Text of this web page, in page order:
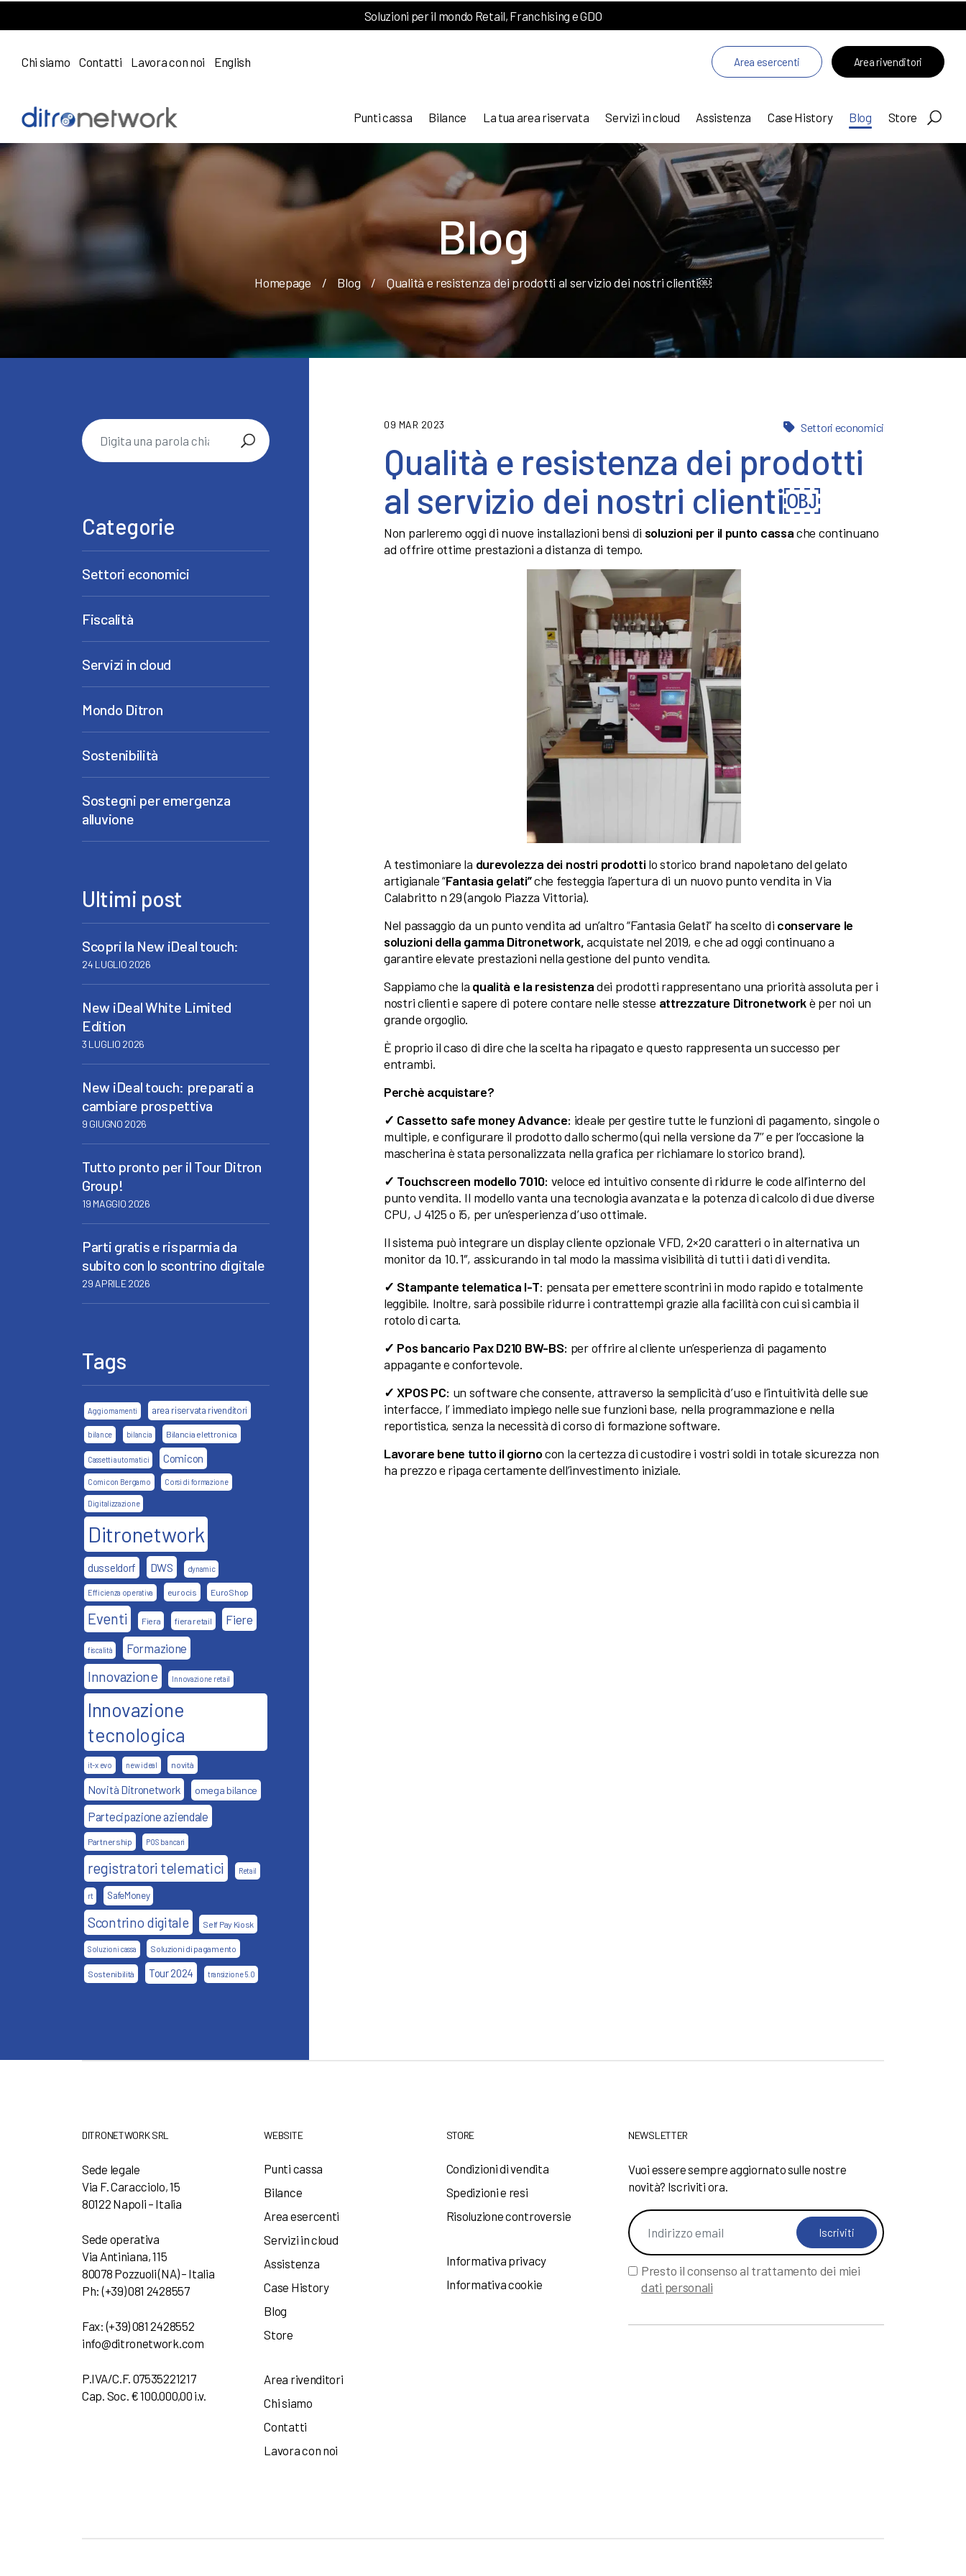
Soluzioni per il mondo Retail, Franchising e GDO
Chi siamo Contatti Lavora con noi English Area esercenti Area rivenditori
Punti cassa Bilance La tua area riservata Servizi in cloud Assistenza Case History Blog Store
Blog
Homepage / Blog / Qualità e resistenza dei prodotti al servizio dei nostri clienti￼
09 MAR 2023 Settori economici
Qualità e resistenza dei prodotti
al servizio dei nostri clienti￼
Non parleremo oggi di nuove installazioni bensì di soluzioni per il punto cassache continuano
ad offrire ottime prestazioni a distanza di tempo.
A testimoniare la durevolezza dei nostri prodottilo storico brand napoletano del gelato
artigianale “Fantasia gelati”che festeggia l’apertura di un nuovo punto vendita in Via
Calabritto n 29 (angolo Piazza Vittoria).
Nel passaggio da un punto vendita ad un’altro “Fantasia Gelati” ha scelto di conservare le
soluzioni della gamma Ditronetwork,acquistate nel 2019, e che ad oggi continuano a
garantire elevate prestazioni nella gestione del punto vendita.
Sappiamo che la qualità e la resistenzadei prodotti rappresentano una priorità assoluta per i
nostri clienti e sapere di potere contare nelle stesse attrezzature Ditronetworkè per noi un
grande orgoglio.
È proprio il caso di dire che la scelta ha ripagato e questo rappresenta un successo per
entrambi.
Perchè acquistare?
✓ Cassetto safe money Advance: ideale pergestire tutte le funzioni di pagamento, singole o
multiple, e configurare il prodotto dallo schermo (qui nella versione da 7’’ e per l’occasione la
mascherina è stata personalizzata nella grafica per richiamare lo storico brand).
✓ Touchscreen modello 7010: veloce ed intuitivo consente di ridurre le code all’interno del
punto vendita. Il modello vanta una tecnologia avanzata e la potenza di calcolo di due diverse
CPU, J 4125 o i5, per un’esperienza d’uso ottimale.
Il sistema può integrare un display cliente opzionale VFD, 2×20 caratteri o in alternativa un
monitor da 10.1″, assicurando in tal modo la massima visibilità di tutti i dati di vendita.
✓ Stampante telematica I-T: pensata per emettere scontrini in modo rapido e totalmente
leggibile. Inoltre, sarà possibile ridurre i contrattempi grazie alla facilità con cui si cambia il
rotolo di carta.
✓ Pos bancario PaxD210 BW-BS: per offrire al cliente un’esperienza di pagamento
appagante e confortevole.
✓ XPOS PC: un software che consente, attraverso la semplicità d’uso e l’intuitività delle sue
interfacce, l’ immediato impiego nelle sue funzioni base, nella programmazione e nella
reportistica, senza la necessità di corso di formazione software.
Lavorare bene tutto il giornocon la certezza di custodire i vostri soldi in totale sicurezza non
ha prezzo e ripaga certamente dell’investimento iniziale.
Categorie
Settori economici
Fiscalità
Servizi in cloud
Mondo Ditron
Sostenibilità
Sostegni per emergenza
alluvione
Ultimi post
Scopri la New iDeal touch:
24 LUGLIO 2026
New iDeal White Limited
Edition
3 LUGLIO 2026
New iDeal touch: preparati a
cambiare prospettiva
9 GIUGNO 2026
Tutto pronto per il Tour Ditron
Group!
19 MAGGIO 2026
Parti gratis e risparmia da
subito con lo scontrino digitale
29 APRILE 2026
Tags
Aggiornamenti area riservata rivenditori
bilance bilancia Bilancia elettronica
Cassetti automatici Comicon
Comicon Bergamo Corsi di formazione
Digitalizzazione
Ditronetwork
dusseldorf DWS dynamic
Efficienza operativa eurocis EuroShop
Eventi Fiera fiera retail Fiere
fiscalità Formazione
Innovazione Innovazione retail
Innovazione
tecnologica
it-x evo new ideal novità
Novità Ditronetwork omega bilance
Partecipazione aziendale
Partnership POS bancari
registratori telematici Retail
rt SafeMoney
Scontrino digitale Self Pay Kiosk
Soluzioni cassa Soluzioni di pagamento
Sostenibilità Tour 2024 transizione 5.0
DITRONETWORK SRL
Sede legale
Via F. Caracciolo, 15
80122 Napoli – Italia
Sede operativa
Via Antiniana, 115
80078 Pozzuoli (NA) – Italia
Ph: (+39) 081 2428557
Fax: (+39) 081 2428552
info@ditronetwork.com
P.IVA/C.F. 07535221217
Cap. Soc. € 100.000,00 i.v.
WEBSITE
Punti cassa
Bilance
Area esercenti
Servizi in cloud
Assistenza
Case History
Blog
Store
Area rivenditori
Chi siamo
Contatti
Lavora con noi
STORE
Condizioni di vendita
Spedizioni e resi
Risoluzione controversie
Informativa privacy
Informativa cookie
NEWSLETTER
Vuoi essere sempre aggiornato sulle nostre
novità? Iscriviti ora.
Iscriviti
Presto il consenso al trattamento dei miei
dati personali